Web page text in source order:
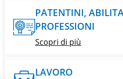
PATENTINI,
PROFESSIONI
Scopri di più
LAVORO